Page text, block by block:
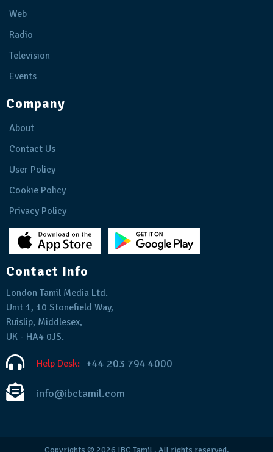
Web
Radio
Television
Events
Company
About
Contact Us
User Policy
Cookie Policy
Privacy Policy
Contact Info
London Tamil Media Ltd.
Unit 1, 10 Stonefield Way,
Ruislip, Middlesex,
UK - HA4 0JS.
Help Desk: +44 203 794 4000
info@ibctamil.com